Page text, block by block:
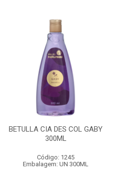
BETULLA CIA DES COL GABY
300ML
Código: 1245
Embalagem: UN 300ML